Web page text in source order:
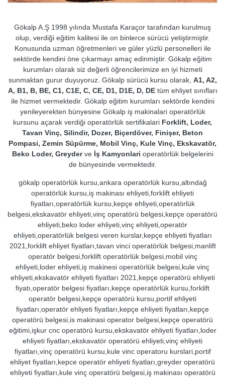
Gökalp A.Ş 1998 yılında Mustafa Karaçor tarafından kurulmuş
olup, verdiği eğitim kalitesi ile on binlerce sürücü yetiştirmiştir.
Konusunda uzman öğretmenleri ve güler yüzlü personelleri ile
sektörde kendini öne çıkarmayı amaç edinmiştir. Gökalp eğitim
kurumları olarak siz değerli öğrencilerimize en iyi hizmeti
sunmaktan gurur duyuyoruz. Gökalp sürücü kursu olarak, A1, A2,
A, B1, B, BE, C1, C1E, C, CE, D1, D1E, D, DEtüm ehliyet sınıfları
ile hizmet vermektedir. Gökalp eğitim kurumları sektörde kendini
yenileyerekten bünyesine Gökalp iş makinalari operatörlük
kursunu açarak verdiği operatörlük sertifikalari Forklift, Loder,
Tavan Vinç, Silindir, Dozer, Biçerdöver, Finişer, Beton
Pompasi, Zemin Süpürme, Mobil Vinç, Kule Vinç, Ekskavatör,
Beko Loder, Greyderve İş Kamyonlari operatörlük belgelerini
de bünyesinde vermektedir.
gökalp operatörlük kursu,ankara operatörlük kursu,altındağ
operatörlük kursu,iş makinası ehliyeti,forklift ehliyeti
fiyatları,operatörlük kursu,kepçe ehliyeti,operatörlük
belgesi,ekskavatör ehliyeti,vinç operatörü belgesi,kepçe operatörü
ehliyeti,beko loder ehliyeti,vinç ehliyeti,operatör
ehliyeti,operatörlük belgesi veren kurslar,kepçe ehliyeti fiyatları
2021,forklift ehliyet fiyatları,tavan vinci operatörlük belgesi,manlift
operatör belgesi,forklift operatörlük belgesi,mobil vinç
ehliyeti,loder ehliyeti,iş makinesi operatörlük belgesi,kule vinç
ehliyeti,ekskavatör ehliyeti fiyatları 2021,kepçe operatörü ehliyeti
fiyatı,operatör belgesi fiyatları,kepçe operatörlük kursu,forklift
operatör belgesi,kepçe operatörü kursu,portif ehliyeti
fiyatları,operatör ehliyeti fiyatları,kepçe ehliyeti fiyatları,kepçe
operatörü belgesi,is makinasi operator belgesi,kepçe operatörü
eğitimi,işkur cnc operatörü kursu,ekskavatör ehliyeti fiyatları,loder
ehliyeti fiyatları,ekskavatör operatörü ehliyeti,vinç ehliyeti
fiyatları,vinç operatörü kursu,kule vinc operatoru kurslari,portif
ehliyet fiyatları,kepce operatör ehliyeti fiyatları,greyder operatörü
ehliyeti fiyatları,kule vinç operatörü belgesi,iş makinası operatörü